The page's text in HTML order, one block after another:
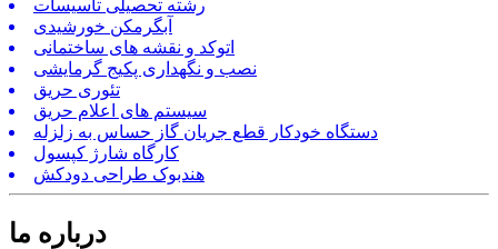
رشته تحصیلی تاسیسات
آبگرمکن خورشیدی
اتوکد و نقشه های ساختمانی
نصب و نگهداری پکیج گرمایشی
تئوری حریق
سیستم های اعلام حریق
دستگاه خودکار قطع جریان گاز حساس به زلزله
کارگاه شارژ کپسول
هندبوک طراحی دودکش
درباره ما